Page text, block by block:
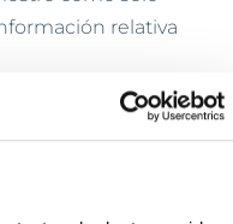
relativa
de centros de
se enfrentan